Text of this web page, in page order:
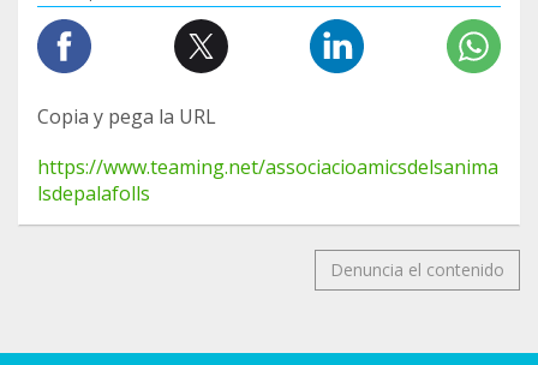
Copia y pega la URL
https://www.teaming.net/associacioamicsdelsanima
lsdepalafolls
Denuncia el contenido